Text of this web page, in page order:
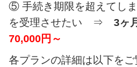
⑤ 手続き期限を超えてし
を受理させたい ⇒ 3ヶ
70,000円～
各プランの詳細は以下をご